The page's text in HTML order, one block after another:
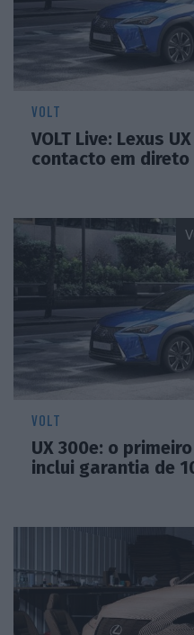
VOLT
VOLT Live: Lexus
contacto em direto
VOLT
UX 300e: o
inclui garantia de